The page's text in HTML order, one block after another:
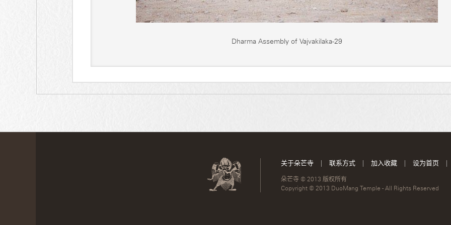
Dharma Assembly of Vajvakilaka-29
关于朵芒寺 | 联系方式 | 加入收藏 | 设为首页 |
朵芒寺 © 2013 版权所有
Copyright © 2013 DuoMang Temple - All Rights Reserved